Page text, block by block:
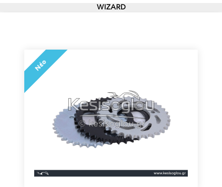
WIZARD
Νέο